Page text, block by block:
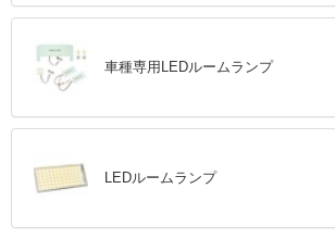
車種専用LEDルームランプ
LEDルームランプ